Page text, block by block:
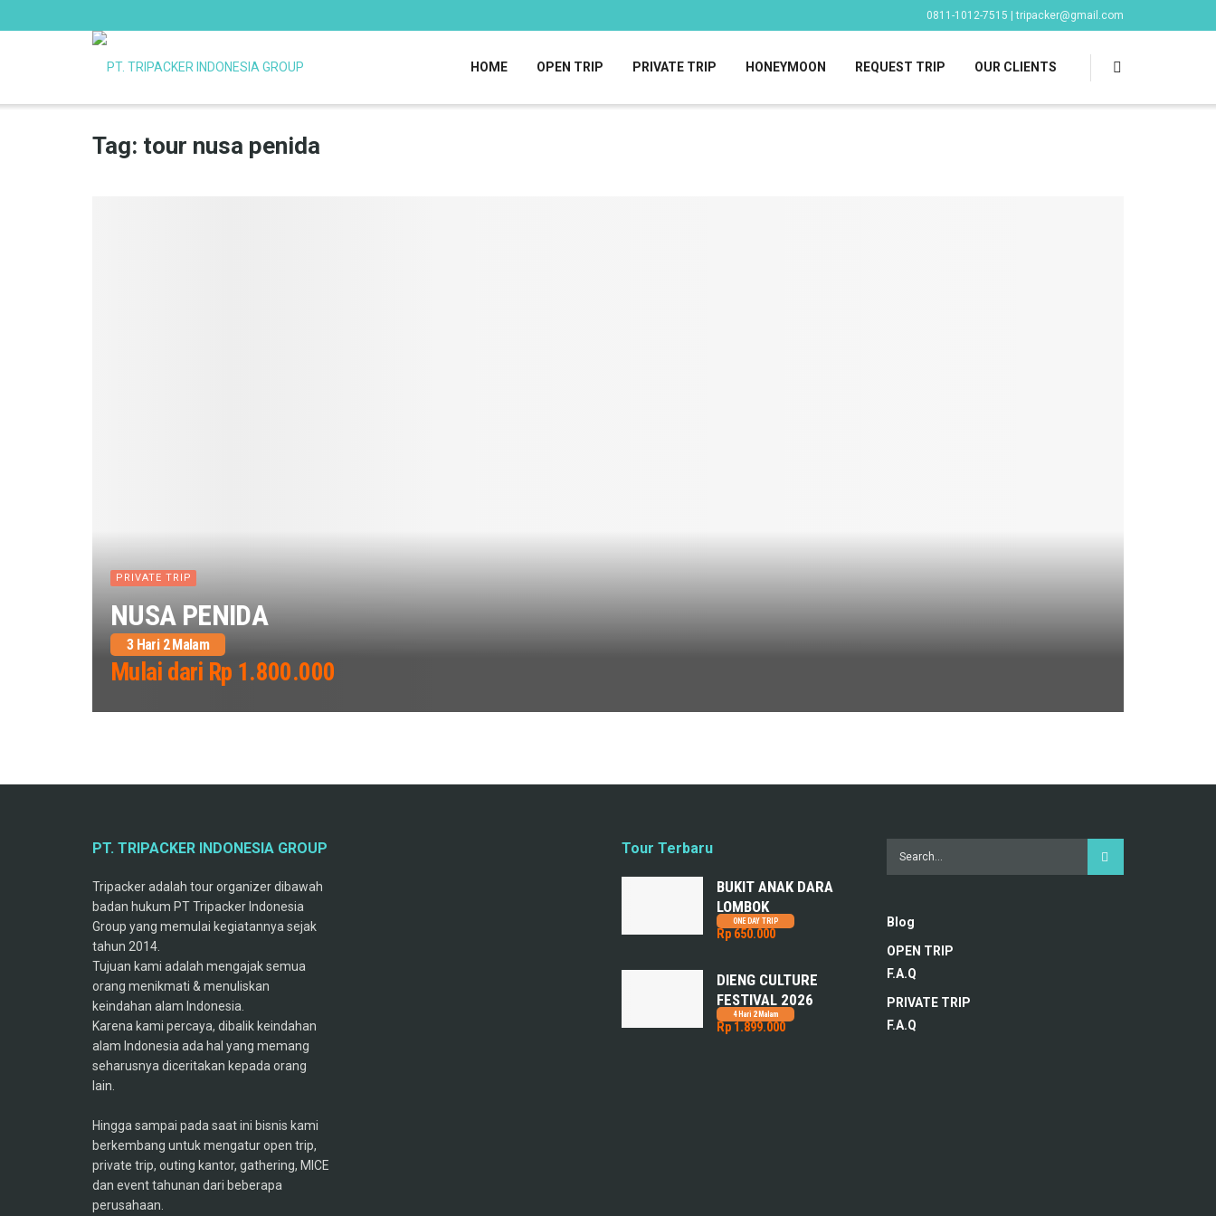
0811-1012-7515 | tripacker@gmail.com
HOME OPEN TRIP PRIVATE TRIP HONEYMOON REQUEST TRIP OUR CLIENTS
Tag: tour nusa penida
PRIVATE TRIP
NUSA PENIDA
3 Hari 2 Malam
Mulai dari Rp 1.800.000
PT. TRIPACKER INDONESIA GROUP
Tripacker adalah tour organizer dibawah
badan hukum PT Tripacker Indonesia
Group yang memulai kegiatannya sejak
tahun 2014.
Tujuan kami adalah mengajak semua
orang menikmati & menuliskan
keindahan alam Indonesia.
Karena kami percaya, dibalik keindahan
alam Indonesia ada hal yang memang
seharusnya diceritakan kepada orang
lain.
Hingga sampai pada saat ini bisnis kami
berkembang untuk mengatur open trip,
private trip, outing kantor, gathering, MICE
dan event tahunan dari beberapa
perusahaan.
Tour Terbaru
BUKIT ANAK DARA
LOMBOK
ONE DAY TRIP
Rp 650.000
DIENG CULTURE
FESTIVAL 2026
4 Hari 2 Malam
Rp 1.899.000
Blog
OPEN TRIP
F.A.Q
PRIVATE TRIP
F.A.Q